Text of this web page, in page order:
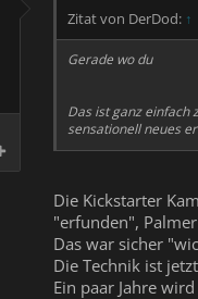
Zitat von DerDod: ↑
Gerade wo du
Das ist ganz einfach
sensationell neues
Die Kickstarter
"erfunden",
Das war sicher
Die Technik ist
Ein paar Jahre